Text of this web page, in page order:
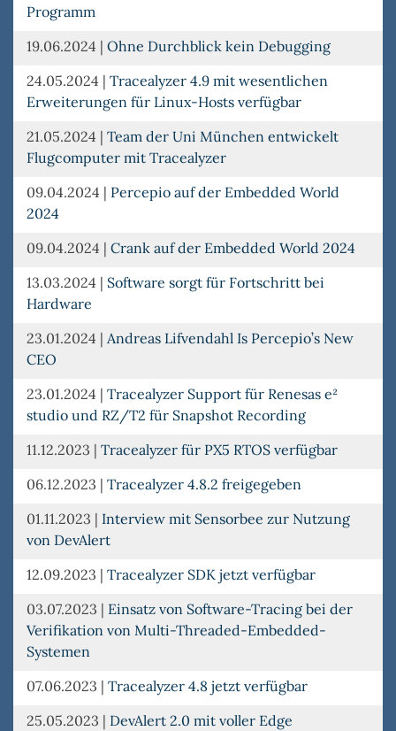
Programm
19.06.2024 | Ohne Durchblick kein Debugging
24.05.2024 | Tracealyzer 4.9 mit wesentlichen
Erweiterungen für Linux-Hosts verfügbar
21.05.2024 | Team der Uni München entwickelt
Flugcomputer mit Tracealyzer
09.04.2024 | Percepio auf der Embedded World
2024
09.04.2024 | Crank auf der Embedded World 2024
13.03.2024 | Software sorgt für Fortschritt bei
Hardware
23.01.2024 | Andreas Lifvendahl Is Percepio’s New
CEO
23.01.2024 | Tracealyzer Support für Renesas e²
studio und RZ/T2 für Snapshot Recording
11.12.2023 | Tracealyzer für PX5 RTOS verfügbar
06.12.2023 | Tracealyzer 4.8.2 freigegeben
01.11.2023 | Interview mit Sensorbee zur Nutzung
von DevAlert
12.09.2023 | Tracealyzer SDK jetzt verfügbar
03.07.2023 | Einsatz von Software-Tracing bei der
Verifikation von Multi-Threaded-Embedded-
Systemen
07.06.2023 | Tracealyzer 4.8 jetzt verfügbar
25.05.2023 | DevAlert 2.0 mit voller Edge